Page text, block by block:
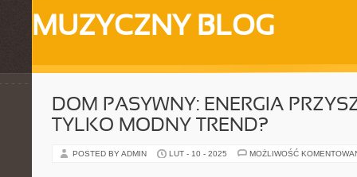
MUZYCZNY BLOG
DOM PASYWNY: ENERGIA
TYLKO MODNY TREND?
POSTED BY ADMIN LUT - 10 - 2025 MOŻLIWOŚĆ